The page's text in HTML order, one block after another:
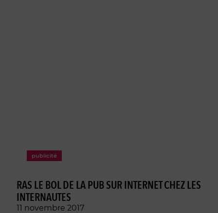
publicité
RAS LE BOL DE LA PUB SUR INTERNET CHEZ LES
INTERNAUTES
11 novembre 2017